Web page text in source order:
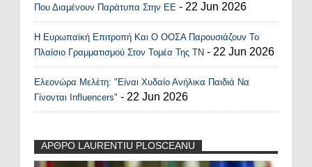
Που Διαμένουν Παράτυπα Στην ΕΕ - 22 Jun 2026
Η Ευρωπαϊκή Επιτροπή Και Ο ΟΟΣΑ Παρουσιάζουν Το
Πλαίσιο Γραμματισμού Στον Τομέα Της ΤΝ - 22 Jun 2026
Ελεονώρα Μελέτη: "Είναι Χυδαίο Ανήλικα Παιδιά Να
Γίνονται Influencers" - 22 Jun 2026
ΑΡΘΡΟ LAURENTIU PLOSCEANU